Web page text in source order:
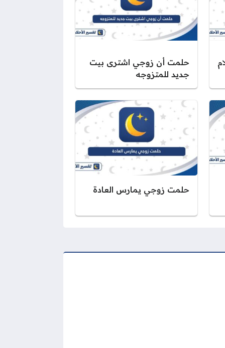
حلمت أن زوجي اشترى بيت
جديد للمتزوجه
حلمت زوجي يمارس العادة